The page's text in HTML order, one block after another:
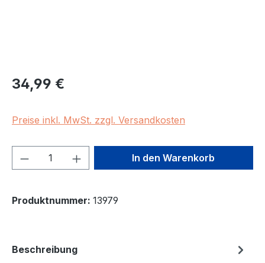
Regulärer Preis:
34,99 €
Preise inkl. MwSt. zzgl. Versandkosten
Produkt Anzahl: Gib denIn den Warenkorb
Produktnummer: 13979
Beschreibung